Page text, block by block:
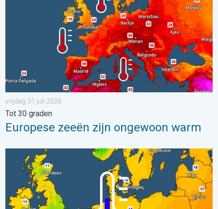
vrijdag 31 juli 2026
Tot 30 graden
Europese zeeën zijn ongewoon warm
Er komen koelere nachten aan. West- en Midden-Europa. . .